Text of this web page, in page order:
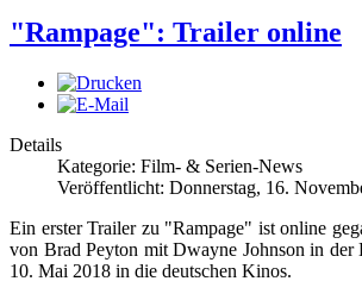
"Rampage": Trailer online
Details
Kategorie: Film- & Serien-News
Veröffentlicht: Donnerstag, 16.
Ein erster Trailer zu "Rampage" ist online
von Brad Peyton mit Dwayne Johnson in der
10. Mai 2018 in die deutschen Kinos.